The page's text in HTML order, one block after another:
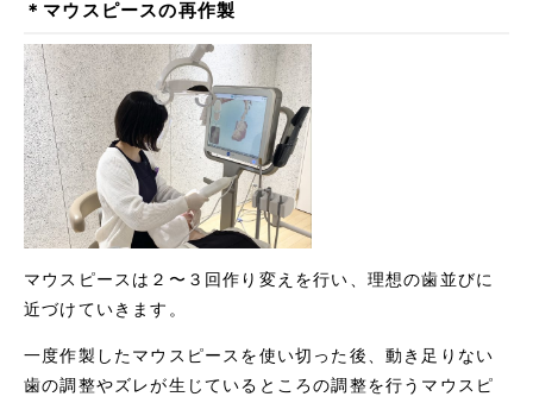
＊マウスピースの再作製
マウスピースは２〜３回作り変えを行い、理想の歯並びに
近づけていきます。
一度作製したマウスピースを使い切った後、動き足りない
歯の調整やズレが生じているところの調整を行うマウスピ